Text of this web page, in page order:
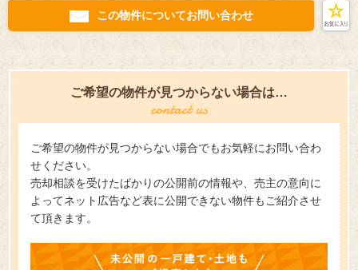
この物件についてお問い合わせ
ご希望の物件が見つからない場合は…
ご希望の物件が見つからない場合でもお気軽にお問い合わ
せください。
売却相談を受けたばかりの公開前の情報や、売主の意向に
よってネット広告など表に公開できない物件もご紹介させ
て頂きます。